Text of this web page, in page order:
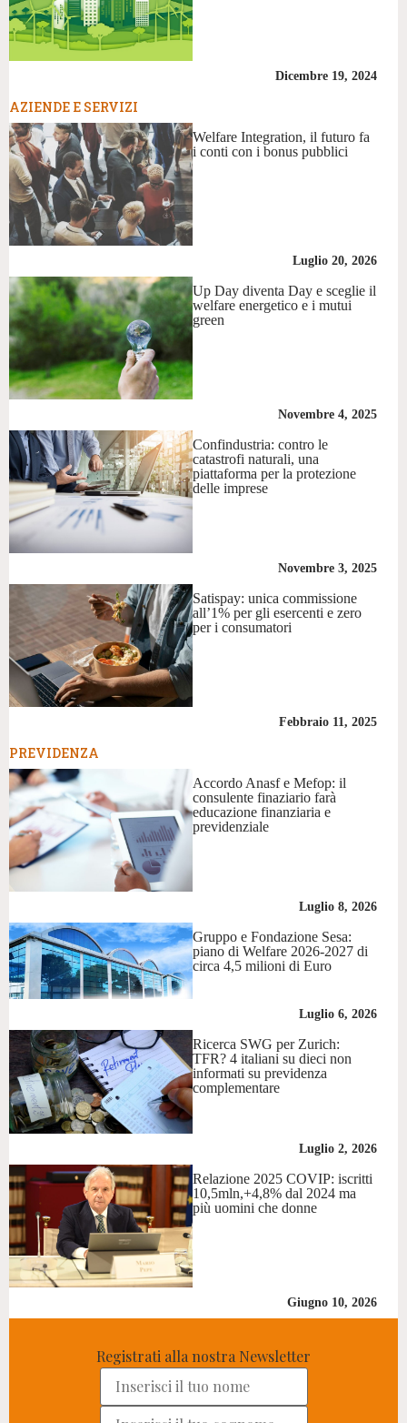
Dicembre 19, 2024
AZIENDE E SERVIZI
Welfare Integration, il futuro fa
i conti con i bonus pubblici
Luglio 20, 2026
Up Day diventa Day e sceglie il
welfare energetico e i mutui
green
Novembre 4, 2025
Confindustria: contro le
catastrofi naturali, una
piattaforma per la protezione
delle imprese
Novembre 3, 2025
Satispay: unica commissione
all’1% per gli esercenti e zero
per i consumatori
Febbraio 11, 2025
PREVIDENZA
Accordo Anasf e Mefop: il
consulente finaziario farà
educazione finanziaria e
previdenziale
Luglio 8, 2026
Gruppo e Fondazione Sesa:
piano di Welfare 2026-2027 di
circa 4,5 milioni di Euro
Luglio 6, 2026
Ricerca SWG per Zurich:
TFR? 4 italiani su dieci non
informati su previdenza
complementare
Luglio 2, 2026
Relazione 2025 COVIP: iscritti
10,5mln,+4,8% dal 2024 ma
più uomini che donne
Giugno 10, 2026
Registrati alla nostra Newsletter